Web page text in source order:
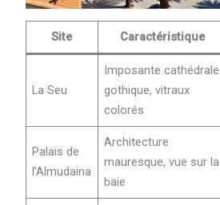
Site Caractéristique
La Seu
Imposante cathédrale
gothique, vitraux
colorés
Palais de
l’Almudaina
Architecture
mauresque, vue sur la
baie